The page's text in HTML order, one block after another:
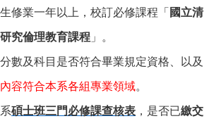
修業一年以上，校訂必修課程「 國立清
究倫理教育課程 」。
數及科目是否符合畢業規定資格、以及
容符合本系各組專業領域。
碩士班三門必修課查核表 ，是否已繳交